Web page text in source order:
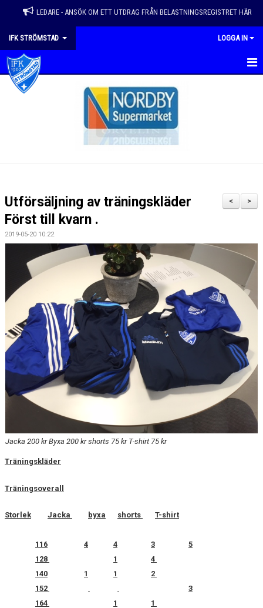
LEDARE - ANSÖK OM ETT UTDRAG FRÅN BELASTNINGSREGISTRET HÄR
IFK STRÖMSTAD LOGGA IN
HEM
EVENEMANG & ÅRSHJUL
MEDLEMSKAP
FÖRÄLDRAINFORMATION
SPONSORER & PARTNERS
VÅRA STUGOR OCH TRÄNINGSLÄGER
>
<
Utförsäljning av träningskläder
Först till kvarn .
2019-05-20 10:22
Jacka 200 kr Byxa 200 kr shorts 75 kr T-shirt 75 kr
Träningskläder
Träningsoverall
Storlek Jacka byxa shorts T-shirt
116 4 4 3
5
128
1
4
140
1 1
2
152
3
164
1 1